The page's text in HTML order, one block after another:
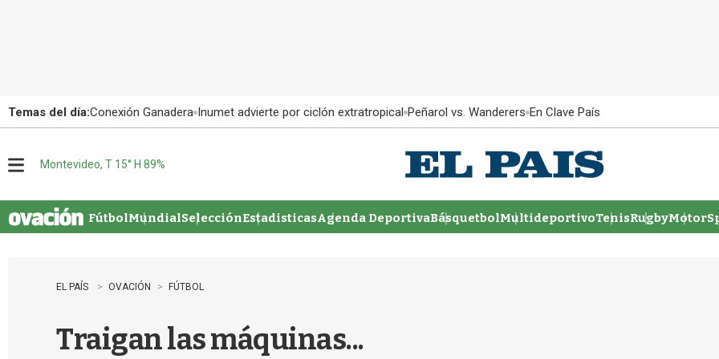
Temas del día:Conexión Ganadera Inumet advierte por ciclón extratropical Peñarol vs. Wanderers En Clave País
u
Montevideo, T 15° H 89%
FútbolMundialSelecciónEstadisticasAgenda DeportivaBásquetbolMultideportivoTenisRugby
EL PAÍS OVACIÓN FÚTBOL
Traigan las máquinas...